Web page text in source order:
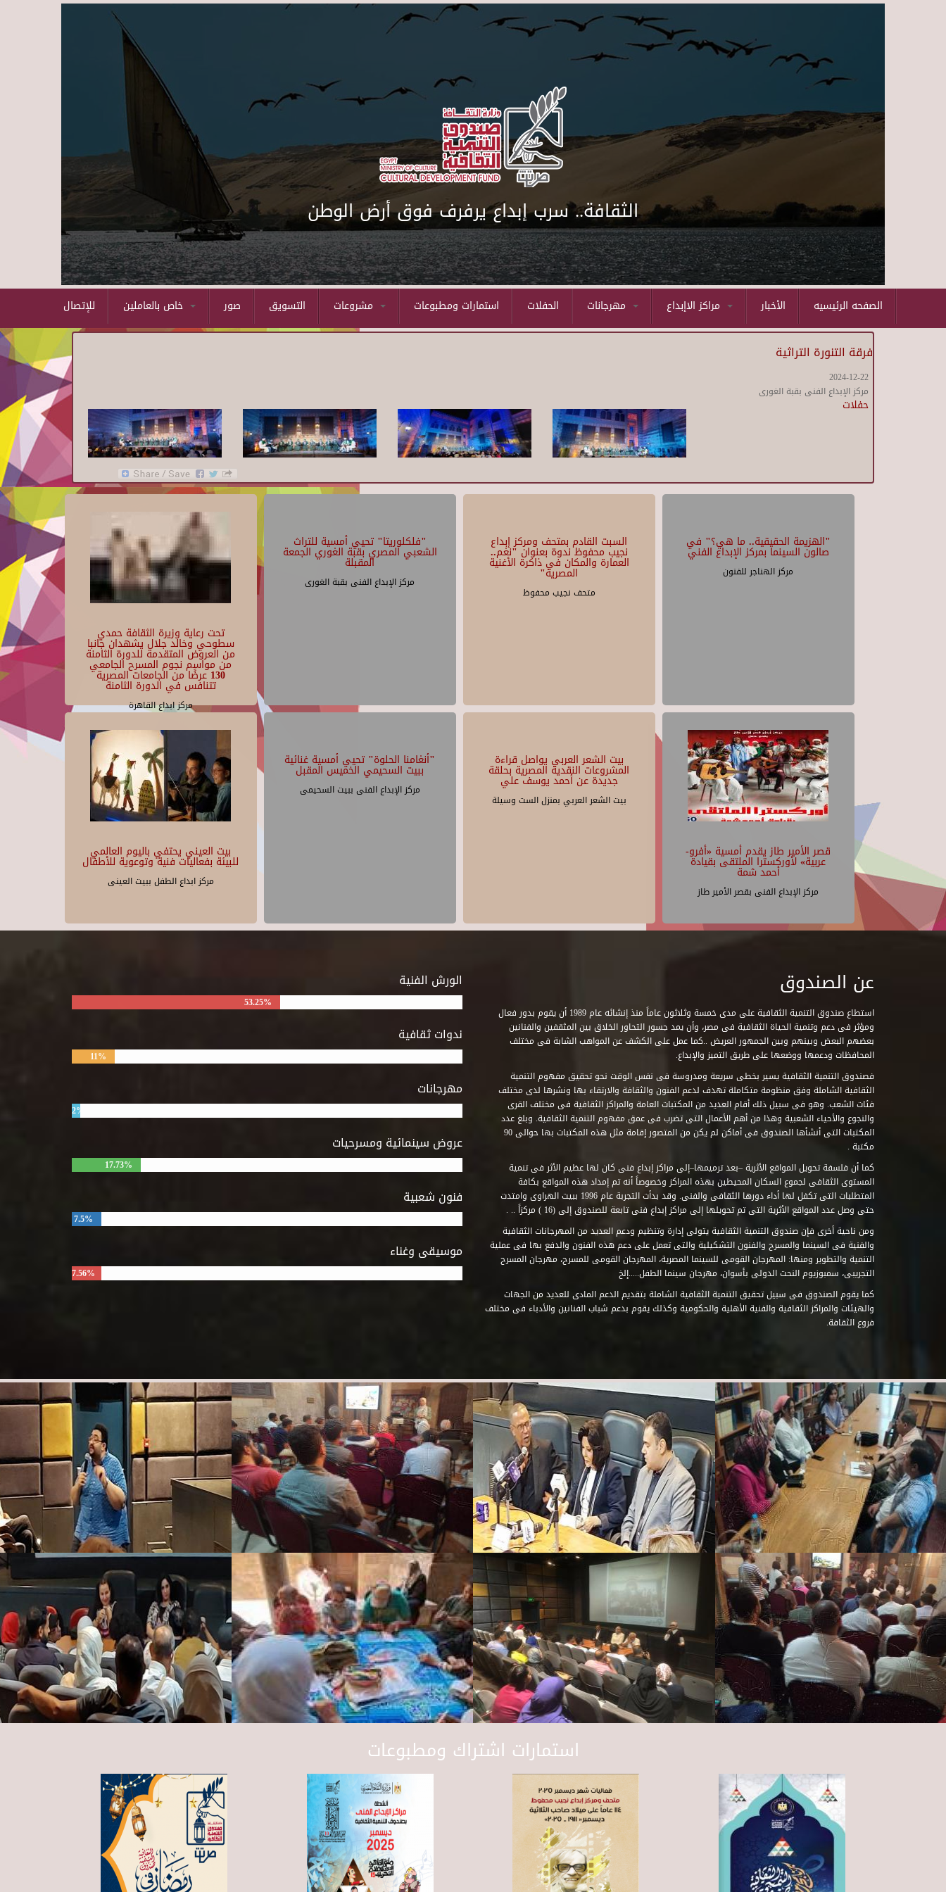
Skip to main content
الثقافة.. سرب إبداع يرفرف فوق أرض الوطن
للإتصال صور التسويق استمارات ومطبوعات الحفلات الأخبار الصفحه الرئيسيه
فرقة التنورة التراثية
2024-12-22
مركز الإبداع الفنى بقبة الغورى
حفلات
تحت رعاية وزيرة الثقافة حمدي
سطوحي وخالد جلال يشهدان جانبا
من العروض المتقدمة للدورة الثامنة
من مواسم نجوم المسرح الجامعي
130 عرضًا من الجامعات المصرية
تتنافس في الدورة الثامنة
مركز ابداع القاهرة
"فلكلوريتا" تحيي أمسية للتراث
الشعبي المصري بقبة الغوري الجمعة
المقبلة
مركز الإبداع الفنى بقبة الغورى
السبت القادم بمتحف ومركز إبداع
نجيب محفوظ ندوة بعنوان "نغم..
العمارة والمكان في ذاكرة الأغنية
المصرية"
متحف نجيب محفوظ
"الهزيمة الحقيقية.. ما هي؟" في
صالون السينما بمركز الإبداع الفني
مركز الهناجر للفنون
بيت العيني يحتفي باليوم العالمي
للبيئة بفعاليات فنية وتوعوية للأطفال
مركز ابداع الطفل ببيت العينى
"أنغامنا الحلوة" تحيي أمسية غنائية
ببيت السحيمي الخميس المقبل
مركز الإبداع الفنى ببيت السحيمى
بيت الشعر العربي يواصل قراءة
المشروعات النقدية المصرية بحلقة
جديدة عن أحمد يوسف علي
بيت الشعر العربي بمنزل الست وسيلة
قصر الأمير طاز يقدم أمسية «أفرو-
عربية» لأوركسترا الملتقى بقيادة
أحمد شمة
مركز الإبداع الفنى بقصر الأمير طاز
الورش الفنية
53.25%
ندوات ثقافية
11%
مهرجانات
2%
عروض سينمائية ومسرحيات
17.73%
فنون شعبية
7.5%
موسيقى وغناء
7.56%
عن الصندوق
استطاع صندوق التنمية الثقافية على مدى خمسة وثلاثون عاماً منذ إنشائه عام 1989 أن يقوم بدور فعال
ومؤثر فى دعم وتنمية الحياة الثقافية فى مصر، وأن يمد جسور التحاور الخلاق بين المثقفين والفنانين
بعضهم البعض وبينهم وبين الجمهور العريض ..كما عمل على الكشف عن المواهب الشابة فى مختلف
المحافظات ودعمها ووضعها على طريق التميز والإبداع.
فصندوق التنمية الثقافية يسير بخطى سريعة ومدروسة فى نفس الوقت نحو تحقيق مفهوم التنمية
الثقافية الشاملة وفق منظومة متكاملة تهدف لدعم الفنون والثقافة والارتقاء بها ونشرها لدى مختلف
فئات الشعب. وهو فى سبيل ذلك أقام العديد من المكتبات العامة والمراكز الثقافية فى مختلف القرى
والنجوع والأحياء الشعبية وهذا من أهم الأعمال التى تضرب فى عمق مفهوم التنمية الثقافية. وبلغ عدد
المكتبات التى أنشأها الصندوق فى أماكن لم يكن من المتصور إقامة مثل هذه المكتبات بها حوالى 90
مكتبة .
كما أن فلسفة تحويل المواقع الأثرية –بعد ترميمها–إلى مراكز إبداع فنى كان لها عظيم الأثر فى تنمية
المستوى الثقافى لجموع السكان المحيطين بهذه المراكز وخصوصاً أنه تم إمداد هذه المواقع بكافة
المتطلبات التى تكفل لها أداء دورها الثقافى والفنى. وقد بدأت التجربة عام 1996 ببيت الهراوى وامتدت
حتى وصل عدد المواقع الأثرية التى تم تحويلها إلى مراكز إبداع فنى تابعة للصندوق إلى (16 ) مركزاً .. .
ومن ناحية أخرى فإن صندوق التنمية الثقافية يتولى إدارة وتنظيم ودعم العديد من المهرجانات الثقافية
والفنية فى السينما والمسرح والفنون التشكيلية والتى تعمل على دعم هذه الفنون والدفع بها فى عملية
التنمية والتطوير ومنها: المهرجان القومى للسينما المصرية، المهرجان القومى للمسرح، مهرجان المسرح
التجريبى، سمبوزيوم النحت الدولى بأسوان، مهرجان سينما الطفل.....إلخ
كما يقوم الصندوق فى سبيل تحقيق التنمية الثقافية الشاملة بتقديم الدعم المادى للعديد من الجهات
والهيئات والمراكز الثقافية والفنية الأهلية والحكومية وكذلك يقوم بدعم شباب الفنانين والأدباء فى مختلف
فروع الثقافة.
استمارات اشتراك ومطبوعات